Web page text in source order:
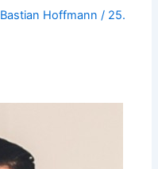
Bastian Hoffmann/ 25.